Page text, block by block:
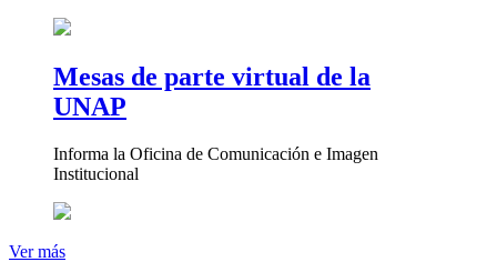
Mesas de parte virtual de la
UNAP
Informa la Oficina de Comunicación e Imagen
Institucional
Ver más